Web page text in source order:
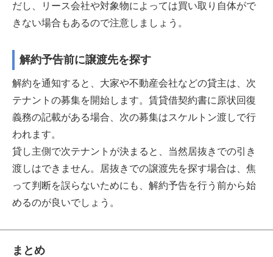
だし、リース会社や対象物によっては買い取り自体がで
きない場合もあるので注意しましょう。
解約予告前に譲渡先を探す
解約を通知すると、大家や不動産会社などの貸主は、次
テナントの募集を開始します。賃貸借契約書に原状回復
義務の記載がある場合、次の募集はスケルトン渡しで行
われます。
貸し主側で次テナントが決まると、当然居抜きでの引き
渡しはできません。居抜きでの譲渡先を探す場合は、焦
って判断を誤らないためにも、解約予告を行う前から始
めるのが良いでしょう。
まとめ